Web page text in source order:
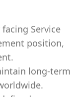
Service
position,
long-term